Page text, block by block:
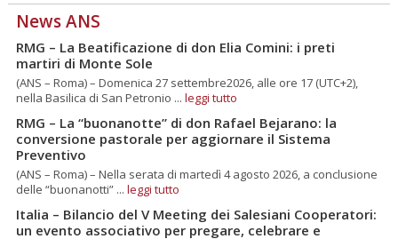
News ANS
RMG – La Beatificazione di don Elia Comini: i preti
martiri di Monte Sole
(ANS – Roma) – Domenica 27 settembre2026, alle ore 17 (UTC+2),
nella Basilica di San Petronio ...leggi tutto
RMG – La “buonanotte” di don Rafael Bejarano: la
conversione pastorale per aggiornare il Sistema
Preventivo
(ANS – Roma) – Nella serata di martedì 4 agosto 2026, a conclusione
delle “buonanotti” ...leggi tutto